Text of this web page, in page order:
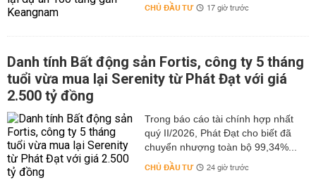
CHỦ ĐẦU TƯ 17 giờ trước
Danh tính Bất động sản Fortis, công ty 5 tháng
tuổi vừa mua lại Serenity từ Phát Đạt với giá
2.500 tỷ đồng
Trong báo cáo tài chính hợp nhất
quý II/2026, Phát Đạt cho biết đã
chuyển nhượng toàn bộ 99,34%...
CHỦ ĐẦU TƯ 24 giờ trước